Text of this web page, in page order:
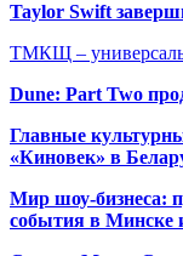
Taylor Swift
ТМКЩ –
Dune: Part Two
Главные
«Киновек» в
Мир шоу-бизнеса:
события в Минске